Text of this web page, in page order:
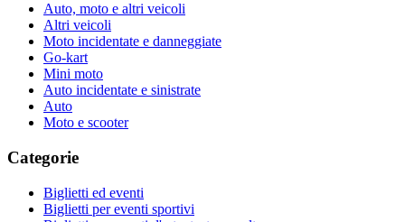
Auto, moto e altri veicoli
Altri veicoli
Moto incidentate e danneggiate
Go-kart
Mini moto
Auto incidentate e sinistrate
Auto
Moto e scooter
Categorie
Biglietti ed eventi
Biglietti per eventi sportivi